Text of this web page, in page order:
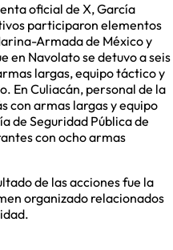
oficial de X, García
participaron elementos
Armada de México y
en Navolato se detuvo a seis
largas, equipo táctico y
En Culiacán, personal de la
con armas largas y equipo
de Seguridad Pública de
con ocho armas
de las acciones fue la
organizado relacionados